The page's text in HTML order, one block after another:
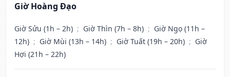
Giờ Hoàng Đạo
Giờ Sửu (1h – 2h) ; Giờ Thìn (7h – 8h) ; Giờ Ngọ (11h –
12h) ; Giờ Mùi (13h – 14h) ; Giờ Tuất (19h – 20h) ; Giờ
Hợi (21h – 22h)